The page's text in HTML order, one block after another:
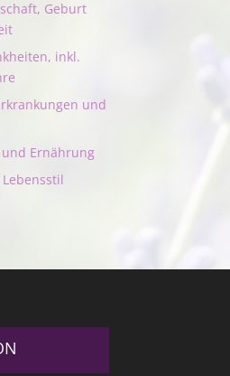
Geburt
inkl.
und
Ernährung